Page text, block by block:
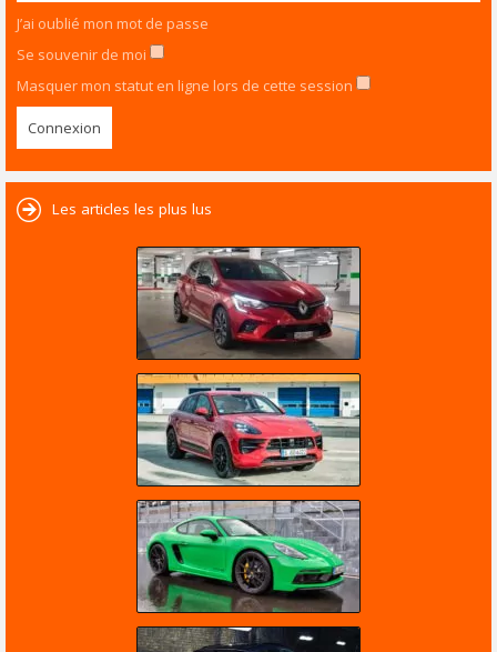
J’ai oublié mon mot de passe
Se souvenir de moi
Masquer mon statut en ligne lors de cette session
Les articles les plus lus